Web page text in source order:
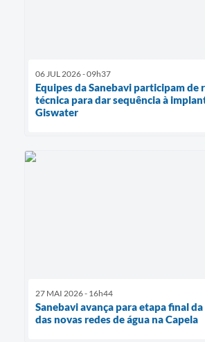
06 JUL 2026 - 09h37
Equipes da Sanebavi participam de
técnica para dar sequência à
Giswater
27 MAI 2026 - 16h44
Sanebavi avança para etapa final
das novas redes de água na Capela